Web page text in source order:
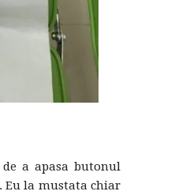
a apasa butonul
Eu la mustata chiar